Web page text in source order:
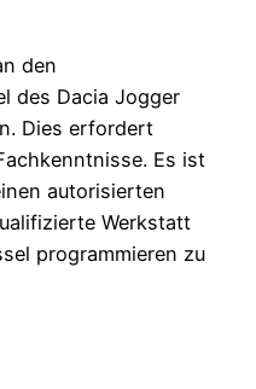
den
des Dacia Jogger
Dies erfordert
Es ist
autorisierten
Werkstatt
programmieren zu